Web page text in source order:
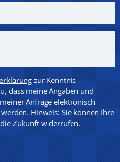
zur Kenntnis
dass meine Angaben und
Anfrage elektronisch
Hinweis: Sie können Ihre
Zukunft widerrufen.